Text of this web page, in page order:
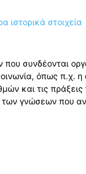
συνδέονται
όπως π.χ. η
και τις
των γνώσεων που